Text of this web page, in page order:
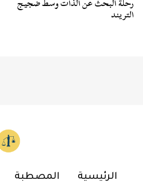
التريند
الرئيسية المصطبة